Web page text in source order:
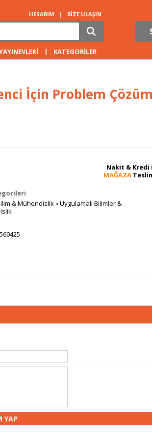
HESABIM | BİZE ULAŞIN
| KATEGORİLER
İçin Problem
Nakit & Kredi
MAĞAZA
& Mühendislik»Uygulamalı Bilimler &